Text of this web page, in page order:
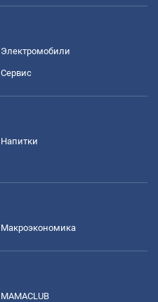
Электромобили
Сервис
Напитки
Mакроэкономика
MAMACLUB